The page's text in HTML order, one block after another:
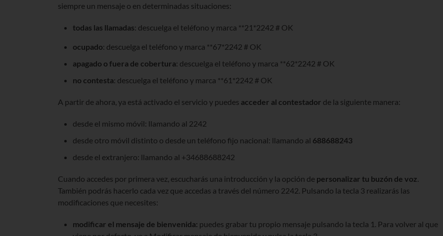
siempre un mensaje o en determinadas situaciones:
todas las llamadas: descuelga el teléfono y marca **21*2242 # OK
ocupado: descuelga el teléfono y marca **67*2242 # OK
apagado o fuera de cobertura: descuelga el teléfono y marca **62*2242 # OK
no contesta: descuelga el teléfono y marca **61*2242 # OK
A partir de ahora, ya está activado el servicio y puedes acceder al contestador de la siguiente manera:
desde el mismo móvil: llamando al 2242
desde otro móvil distinto o desde un teléfono fijo nacional: llamando al 688688243
desde el extranjero: llamando al +34688688242
Cuando accedes por primera vez, escucharás una introducción y la opción de personalizar tu buzón de voz
También podrás hacerlo cada vez que accedas a través del número 2242. Pulsando la tecla 3 realizarás las
modificaciones que necesites:
modificar el mensaje de bienvenida: puedes grabar tu propio mensaje pulsando la tecla 1. Para volver al que